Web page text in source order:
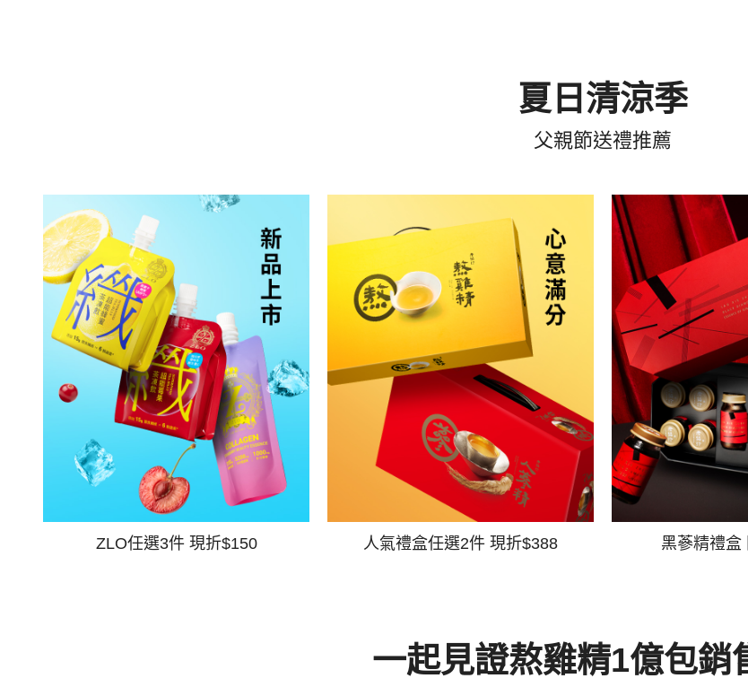
夏日清涼季
父親節送禮推薦
ZLO任選3件 現折$150 人氣禮盒任選2件 現折$388 黑蔘精禮盒
一起見證熬雞精1億包銷